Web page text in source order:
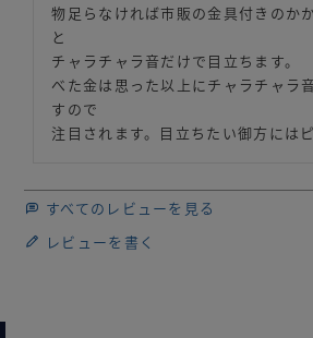
物足らなければ市販の金具付きのか
と
チャラチャラ音だけで目立ちます。
べた金は思った以上にチャラチャラ
すので
すべてのレビューを見る
レビューを書く